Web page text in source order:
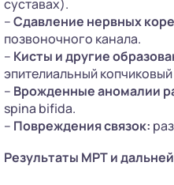
суставах).
–Сдавление нервных
позвоночного канала.
– Кисты и другие
эпителиальный
– Врожденные аномалии
spina bifida.
– Повреждения связок:
Результаты МРТ и